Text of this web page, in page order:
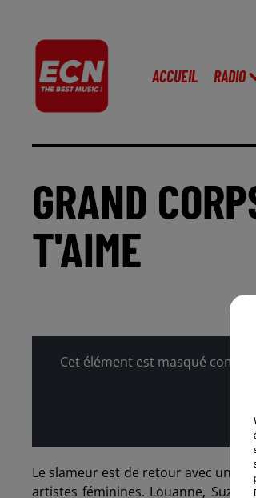
ACCUEIL RADIO
GRAND
T'AIME
Cet élément est masqué
Le slameur est de retour avec un
artistes féminines. Louanne,